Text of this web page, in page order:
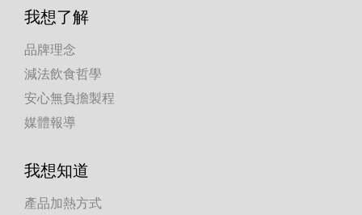
我想了解
品牌理念
減法飲食哲學
安心無負擔製程
媒體報導
我想知道
產品加熱方式